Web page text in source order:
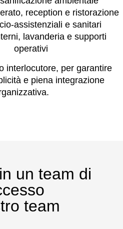
reception e ristorazione
assistenziali e sanitari
lavanderia e supporti
operativi
interlocutore, per garantire
e piena integrazione
un team di
team